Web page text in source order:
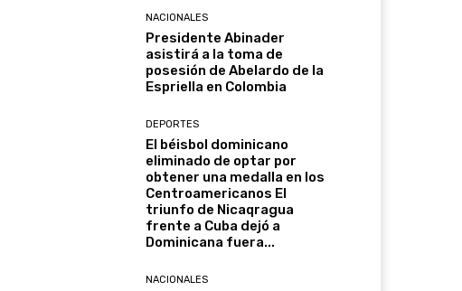
NACIONALES
Presidente Abinader
asistirá a la toma de
posesión de Abelardo de la
Espriella en Colombia
DEPORTES
El béisbol dominicano
eliminado de optar por
obtener una medalla en los
Centroamericanos El
triunfo de Nicaqragua
frente a Cuba dejó a
Dominicana fuera...
NACIONALES